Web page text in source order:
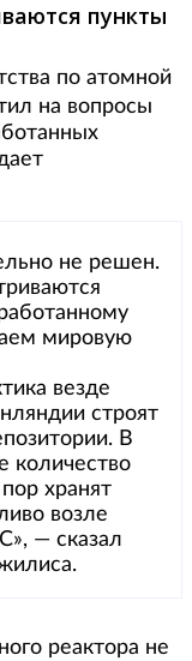
пункты
по атомной
на вопросы
не решен.
мировую
везде
строят
В
хранят
возле
— сказал
реактора не